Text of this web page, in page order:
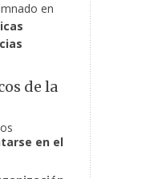
en
de la
en el